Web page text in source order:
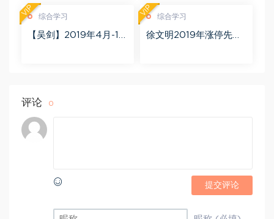
综合学习
【吴剑】2019年4月-11
VIP 综合学习
徐文明2019年涨停先锋
VIP
评论 0
提交评论